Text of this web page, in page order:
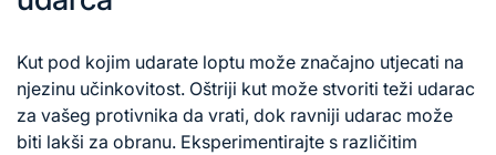
Kut pod kojim udarate loptu može značajno utjecati na
njezinu učinkovitost. Oštriji kut može stvoriti teži udarac
za vašeg protivnika da vrati, dok ravniji udarac može
biti lakši za obranu. Eksperimentirajte s različitim